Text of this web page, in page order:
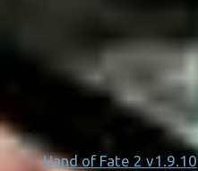
Hand of Fate 2 v1.9.10